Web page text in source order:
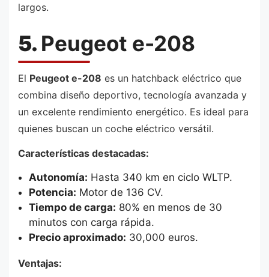
largos.
5. Peugeot e-208
El Peugeot e-208 es un hatchback eléctrico que
combina diseño deportivo, tecnología avanzada y
un excelente rendimiento energético. Es ideal para
quienes buscan un coche eléctrico versátil.
Características destacadas:
Autonomía: Hasta 340 km en ciclo WLTP.
Potencia: Motor de 136 CV.
Tiempo de carga: 80% en menos de 30
minutos con carga rápida.
Precio aproximado: 30,000 euros.
Ventajas: